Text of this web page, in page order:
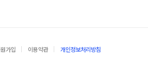
가입 이용약관 개인정보처리방침